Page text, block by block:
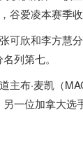
谷爱凌本赛季
可欣和李方慧
列第七。
主布·麦凯（
另一位加拿大选